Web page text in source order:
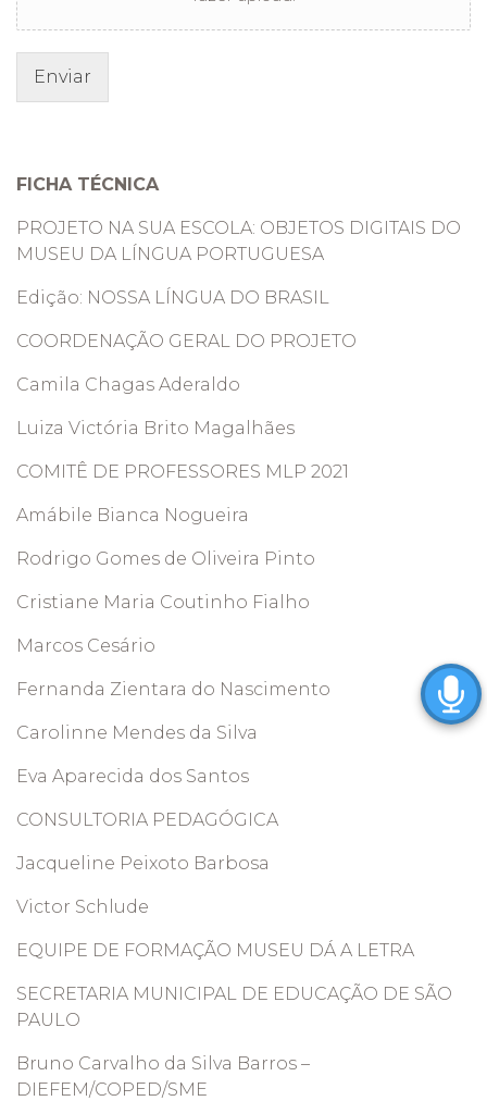
Enviar
FICHA TÉCNICA
PROJETO NA SUA ESCOLA: OBJETOS DIGITAIS DO
MUSEU DA LÍNGUA PORTUGUESA
Edição: NOSSA LÍNGUA DO BRASIL
COORDENAÇÃO GERAL DO PROJETO
Camila Chagas Aderaldo
Luiza Victória Brito Magalhães
COMITÊ DE PROFESSORES MLP 2021
Amábile Bianca Nogueira
Rodrigo Gomes de Oliveira Pinto
Cristiane Maria Coutinho Fialho
Marcos Cesário
Fernanda Zientara do Nascimento
Carolinne Mendes da Silva
Eva Aparecida dos Santos
CONSULTORIA PEDAGÓGICA
Jacqueline Peixoto Barbosa
Victor Schlude
EQUIPE DE FORMAÇÃO MUSEU DÁ A LETRA
SECRETARIA MUNICIPAL DE EDUCAÇÃO DE SÃO
PAULO
Bruno Carvalho da Silva Barros –
DIEFEM/COPED/SME